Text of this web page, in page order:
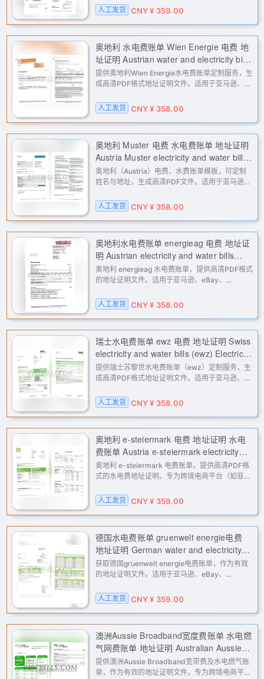
人工发货 CNY ¥ 359.00
奥地利 水电费账单 Wien Energie 电费 地
址证明 Austrian water and electricity bills
(wien energie) electricity bills proof of
address
提供奥地利Wien Energie水电费账单定制服务，生
成高清PDF格式地址证明文件。适用于亚马逊、
认证及地址核验，解决各类账户因地址问题导致的
限制，专业高效。
人工发货 CNY ¥ 358.00
奥地利 Muster 电费 水电费账单 地址证明
Austria Muster electricity and water bills,
proof of address
奥地利（Austria）电费、水费账单模板，可定制
姓名与地址，生成高清PDF文件。适用于亚马逊、
Stripe、Wise等支付网关的地址证明，以及
Facebook、Google广告账户的申诉验证，解
人工发货 CNY ¥ 358.00
奥地利水电费账单 energieag 电费 地址证
明 Austrian electricity and water bills
(energieag) Electricity bill Proof of
address
奥地利 energieag 水电费账单，提供高清PDF格式
的地址证明文件。适用于亚马逊、eBay、
址核验，是您处理跨境电商、支付网关和金融服务
账户问题的可靠解决方案。
人工发货 CNY ¥ 358.00
瑞士水电费账单 ewz 电费 地址证明 Swiss
electricity and water bills (ewz) Electricity
bill Proof of address
提供瑞士苏黎世水电费账单（ewz）定制服务，生
成高清PDF格式地址证明文件。适用于亚马逊、
审、KYC及地址验证，解决各类账户因地址问题导
致的限制，专业高效。
人工发货 CNY ¥ 358.00
奥地利 e-steiermark 电费 地址证明 水电
费账单 Austria e-steiermark electricity
bill, proof of address, utility bills
奥地利 e-steiermark 电费账单，提供高清PDF格
式的水电费地址证明。专为跨境电商平台（如亚马
及各类金融服务KYC地址验证设计，解决账户申
诉、解封等地址证明难题。人工处理
人工发货 CNY ¥ 359.00
德国水电费账单 gruenwelt energie电费
地址证明 German water and electricity
bills (gruenwelt energie electricity bill)
(proof of address)
获取德国gruenwelt energie电费账单，作为有效
的地址证明文件。适用于亚马逊、eBay、
及Facebook、Google广告账户解封。我们提供高
清PDF定制，助您轻松完成各类KYC认证
人工发货 CNY ¥ 359.00
澳洲Aussie Broadband宽度费账单 水电燃
气网费账单 地址证明 Australian Aussie
Broadband internet bill, utility bills
(electricity, water, gas), and proof of
提供澳洲Aussie Broadband宽带费及水电燃气账
单，作为有效的地址证明文件。专为跨境电商平台